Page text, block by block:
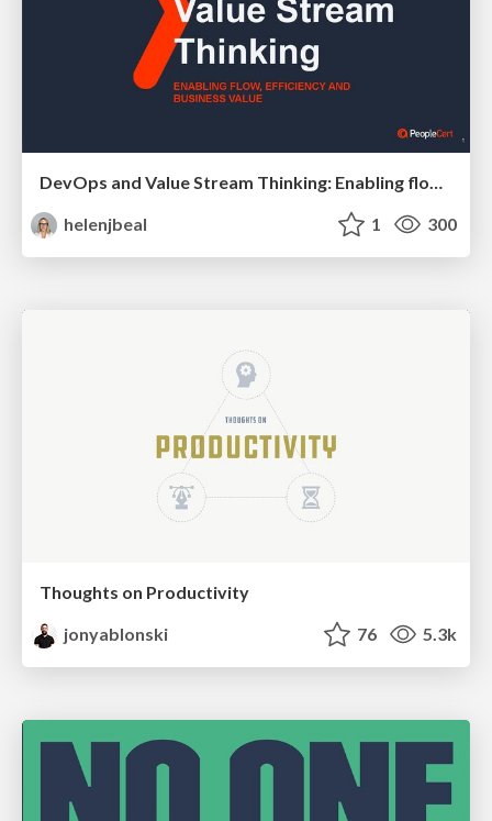
DevOps and Value Stream Thinking: Enabling flow, efficiency and business value
helenjbeal
1 300
Thoughts on Productivity
jonyablonski
76 5.3k